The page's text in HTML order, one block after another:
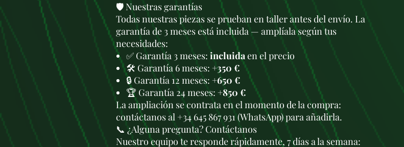
🛡️ Nuestras garantías
Todas nuestras piezas se prueban en taller antes del envío. La
garantía de 3 meses está incluida — amplíala según tus
necesidades:
✅ Garantía 3 meses: incluidaen el precio
🛠️ Garantía 6 meses: +350 €
🔒 Garantía 12 meses: +650 €
🏆 Garantía 24 meses: +850 €
La ampliación se contrata en el momento de la compra:
contáctanos al +34 645 867 931 (WhatsApp) para añadirla.
📞 ¿Alguna pregunta? Contáctanos
Nuestro equipo te responde rápidamente, 7 días a la semana: